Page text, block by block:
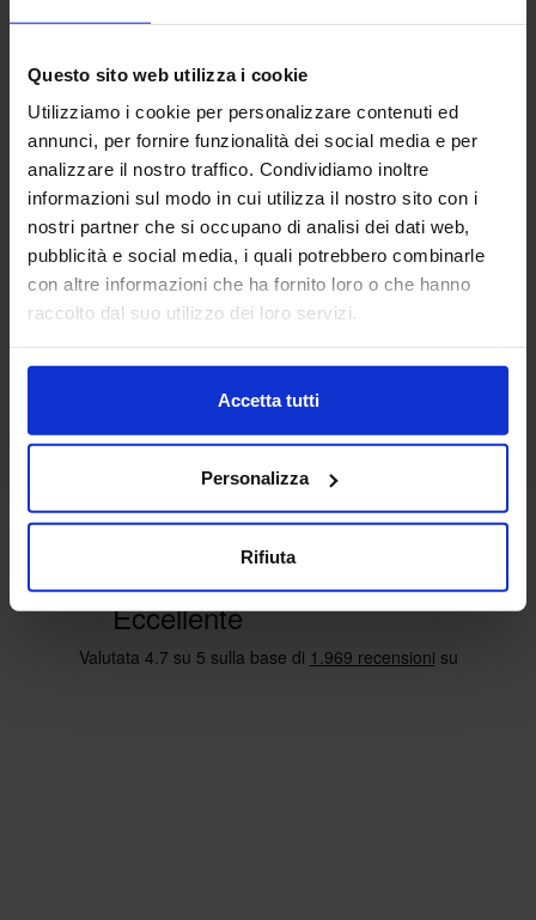
Questo sito web utilizza i cookie
Utilizziamo i cookie per personalizzare contenuti ed
annunci, per fornire funzionalità dei social media e per
analizzare il nostro traffico. Condividiamo inoltre
informazioni sul modo in cui utilizza il nostro sito con i
nostri partner che si occupano di analisi dei dati web,
pubblicità e social media, i quali potrebbero combinarle
con altre informazioni che ha fornito loro o che hanno
raccolto dal suo utilizzo dei loro servizi.
Accetta tutti
Personalizza
Rifiuta
Linea oro
Parure Copripiumino In Cotone Milot
44,90 € Da 22,00€
Colori disponibili
Rosa